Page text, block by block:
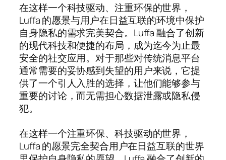
在这样一个科技驱动、注重环保的世界，
Luffa 的愿景与用户在日益互联的环境中保护
自身隐私的需求完美契合。Luffa 融合了创新
的现代科技和便捷的布局，成为迄今为止最
安全的社交应用。对于那些对传统消息平台
通常需要的妥协感到失望的用户来说，它提
供了一个引人入胜的选择，让他们能够参与
重要的讨论，而无需担心数据泄露或隐私侵
犯。
在这样一个注重环保、科技驱动的世界，
Luffa 的愿景完全契合用户在日益互联的世界